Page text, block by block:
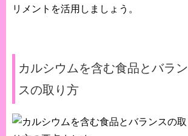
リメントを活用しましょう。
カルシウムを含む食品とバラン
スの取り方